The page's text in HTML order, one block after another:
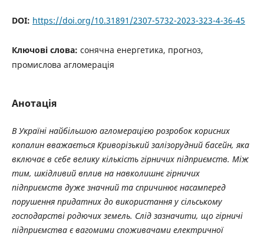
DOI: https://doi.org/10.31891/2307-5732-2023-323-4-36-45
Ключові слова: сонячна енергетика, прогноз,
промислова агломерація
Анотація
В Україні найбільшою агломерацією розробок корисних
копалин вважається Криворізький залізорудний басейн, яка
включає в себе велику кількість гірничих підприємств. Між
тим, шкідливий вплив на навколишнє гірничих
підприємств дуже значний та спричинює насамперед
порушення придатних до використання у сільському
господарстві родючих земель. Слід зазначити, що гірничі
підприємства є вагомими споживачами електричної